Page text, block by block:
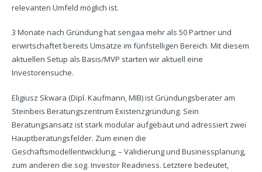
relevanten Umfeld möglich ist.
3 Monate nach Gründung hat sengaa mehr als 50 Partner und
erwirtschaftet bereits Umsätze im fünfstelligen Bereich. Mit diesem
aktuellen Setup als Basis/MVP starten wir aktuell eine
Investorensuche.
Eligiusz Skwara (Dipl. Kaufmann, MIB) ist Gründungsberater am
Steinbeis Beratungszentrum Existenzgründung. Sein
Beratungsansatz ist stark modular aufgebaut und adressiert zwei
Hauptberatungsfelder. Zum einen die
Geschäftsmodellentwicklung, – Validierung und Businessplanung,
zum anderen die sog. Investor Readiness. Letztere bedeutet,